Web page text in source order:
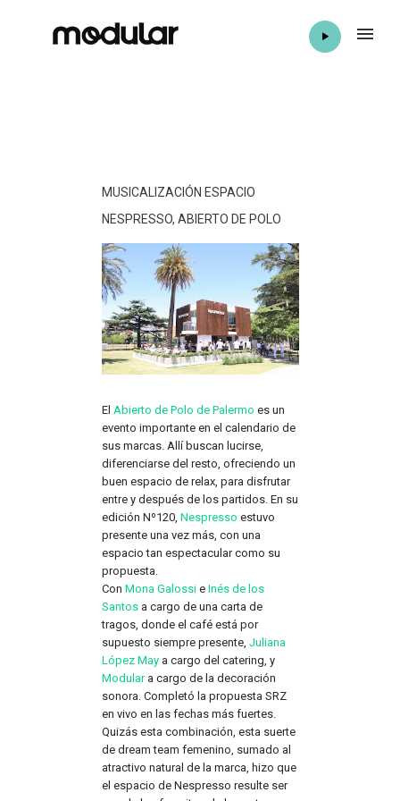
MUSICALIZACIÓN ESPACIO
NESPRESSO, ABIERTO DE POLO
El Abierto de Polo de Palermo es un
evento importante en el calendario de
sus marcas. Allí buscan lucirse,
diferenciarse del resto, ofreciendo un
buen espacio de relax, para disfrutar
entre y después de los partidos. En su
edición Nº120, Nespresso estuvo
presente una vez más, con una
espacio tan espectacular como su
propuesta.
Con Mona Galossi e Inés de los
Santos a cargo de una carta de
tragos, donde el café está por
supuesto siempre presente, Juliana
López May a cargo del catering, y
Modular a cargo de la decoración
sonora. Completó la propuesta SRZ
en vivo en las fechas más fuertes.
Quizás esta combinación, esta suerte
de dream team femenino, sumado al
atractivo natural de la marca, hizo que
el espacio de Nespresso resulte ser